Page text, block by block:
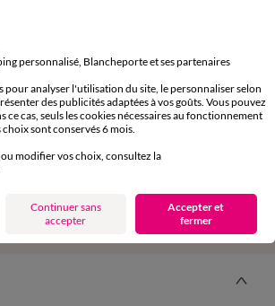
Depuis votre iPhone
personnalisé, Blancheporte et ses partenaires
pour analyser l'utilisation du site, le personnaliser selon
des publicités adaptées à vos goûts. Vous pouvez
ce cas, seuls les cookies nécessaires au fonctionnement
sont conservés 6 mois.
modifier vos choix, consultez la
Continuer sans
accepter
Accepter et
fermer